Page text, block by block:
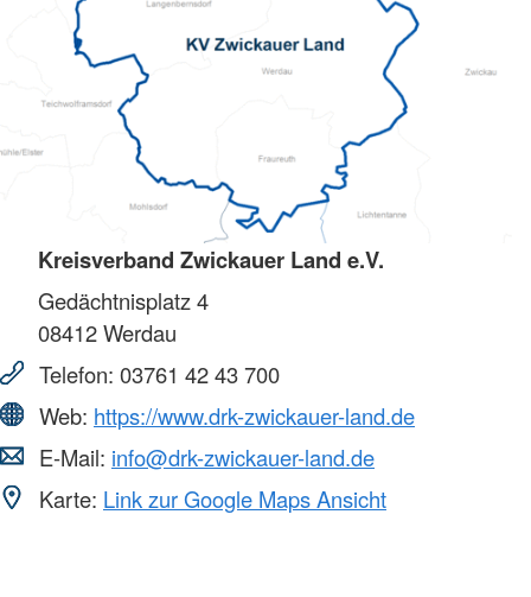
Kreisverband Zwickauer Land e.V.
Gedächtnisplatz 4
08412Werdau
Telefon: 03761 42 43 700
Web: https://www.drk-zwickauer-land.de
E-Mail: info@drk-zwickauer-land.de
Karte: Link zur Google Maps Ansicht